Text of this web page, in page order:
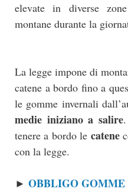
elevate in diverse
montane durante la
La legge impone di
catene a bordo fino a
le gomme invernali
medie iniziano a salire
tenere a bordo le catene
con la legge.
► OBBLIGO